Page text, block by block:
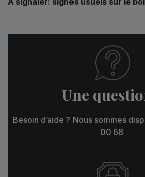
Une
Besoin d’aide ? Nous sommes
00 68